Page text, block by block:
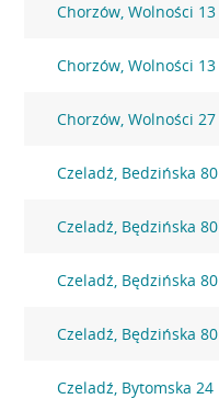
Chorzów, Wolności 13
Chorzów, Wolności 13
Chorzów, Wolności 27
Czeladź, Bedzińska 80
Czeladź, Będzińska 80
Czeladź, Będzińska 80
Czeladź, Będzińska 80
Czeladź, Bytomska 24